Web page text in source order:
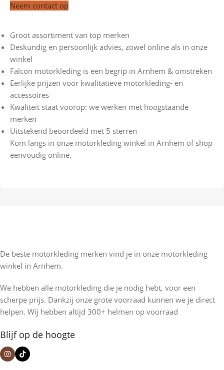
Neem contact op
Groot assortiment van top merken
Deskundig en persoonlijk advies, zowel online als in onze
winkel
Falcon motorkleding is een begrip in Arnhem & omstreken
Eerlijke prijzen voor kwalitatieve motorkleding- en
accessoires
Kwaliteit staat voorop: we werken met hoogstaande
merken
Uitstekend beoordeeld met 5 sterren
Kom langs in onze motorkleding winkel in Arnhem of shop
eenvoudig online.
De beste motorkleding merken vind je in onze motorkleding
winkel in Arnhem.
We hebben alle motorkleding die je nodig hebt, voor een
scherpe prijs. Dankzij onze grote voorraad kunnen we je direct
helpen. Wij hebben altijd 300+ helmen op voorraad
Blijf op de hoogte